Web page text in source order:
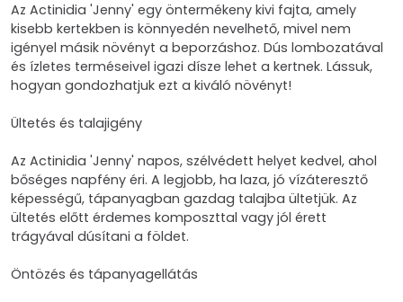
Az Actinidia 'Jenny' egy öntermékeny kivi fajta, amely
kisebb kertekben is könnyedén nevelhető, mivel nem
igényel másik növényt a beporzáshoz. Dús lombozatával
és ízletes terméseivel igazi dísze lehet a kertnek. Lássuk,
hogyan gondozhatjuk ezt a kiváló növényt!
Ültetés és talajigény
Az Actinidia 'Jenny' napos, szélvédett helyet kedvel, ahol
bőséges napfény éri. A legjobb, ha laza, jó vízáteresztő
képességű, tápanyagban gazdag talajba ültetjük. Az
ültetés előtt érdemes komposzttal vagy jól érett
trágyával dúsítani a földet.
Öntözés és tápanyagellátás